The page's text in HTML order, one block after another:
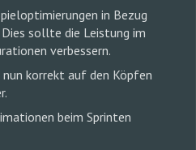
in Bezug
sollte die Leistung im
verbessern.
korrekt auf den Köpfen
beim Sprinten